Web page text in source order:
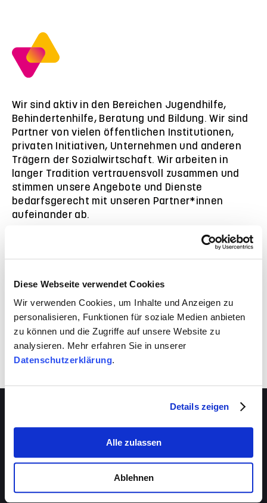
Diese Webseite verwendet Cookies
Wir verwenden Cookies, um Inhalte und Anzeigen zu
personalisieren, Funktionen für soziale Medien anbieten
zu können und die Zugriffe auf unsere Website zu
analysieren. Mehr erfahren Sie in unserer
Datenschutzerklärung.
Details zeigen
Alle zulassen
Ablehnen
Wir sind aktiv in den Bereichen Jugendhilfe,
Behindertenhilfe, Beratung und Bildung. Wir sind
Partner von vielen öffentlichen Institutionen,
privaten Initiativen, Unternehmen und anderen
Trägern der Sozialwirtschaft. Wir arbeiten in
langer Tradition vertrauensvoll zusammen und
stimmen unsere Angebote und Dienste
bedarfsgerecht mit unseren Partner*innen
aufeinander ab.
VIVA schafft auch für dich Entwicklungsräume.
Nutze sie!
Über VIVA
Die Stiftung
Beratungsstellen